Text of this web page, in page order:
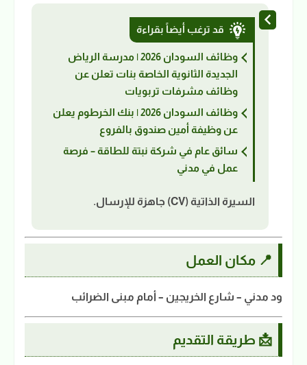
قد ترغب أيضاً بقراءة
وظائف السودان 2026 | مدرسة الرياض
الجديدة الثانوية الخاصة بنات تعلن عن
وظائف مشرفات تربويات
وظائف السودان 2026 | بنك الخرطوم يعلن
عن وظيفة أمين صندوق بالفروع
سائق عام في شركة نبتة للطاقة – فرصة
عمل في مدني
السيرة الذاتية (CV) جاهزة للإرسال.
📍 مكان العمل
ود مدني – شارع الخريجين – أمام مبنى الضرائب
📩 طريقة التقديم